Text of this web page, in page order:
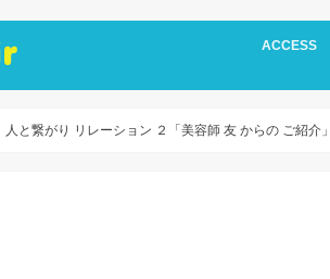
ACCESS
人と繋がり リレーション ２「美容師 友 からの ご紹介」